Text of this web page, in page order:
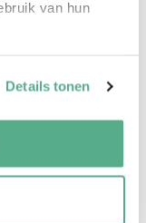
van hun
Details tonen
Veel kan